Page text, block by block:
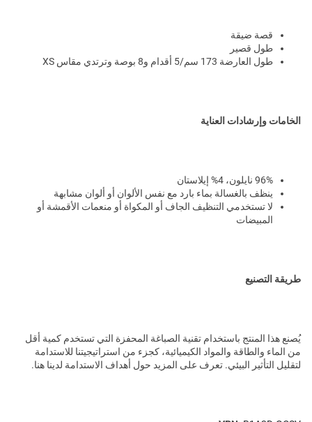
قصة ضيقة
طول قصير
طول العارضة 173 سم/5 أقدام و8 بوصة وترتدي مقاس XS
الخامات وإرشادات العناية
96% نايلون، 4% إيلاستان
ينظف بالغسالة بماء بارد مع نفس الألوان أو ألوان مشابهة
لا تستخدمي التنظيف الجاف أو المكواة أو منعمات الأقمشة أو
المبيضات
طريقة التصنيع
يُصنع هذا المنتج باستخدام تقنية الصباغة المحفزة التي تستخدم كمية أقل
من الماء والطاقة والمواد الكيميائية، كجزء من استراتيجيتنا للاستدامة
لتقليل التأثير البيئي. تعرف على المزيد حول أهداف الاستدامة لدينا هنا.